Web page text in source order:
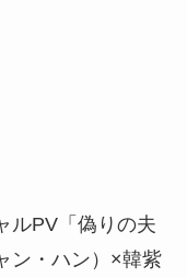
ルPV「偽りの夫
ン・ハン）×韓紫